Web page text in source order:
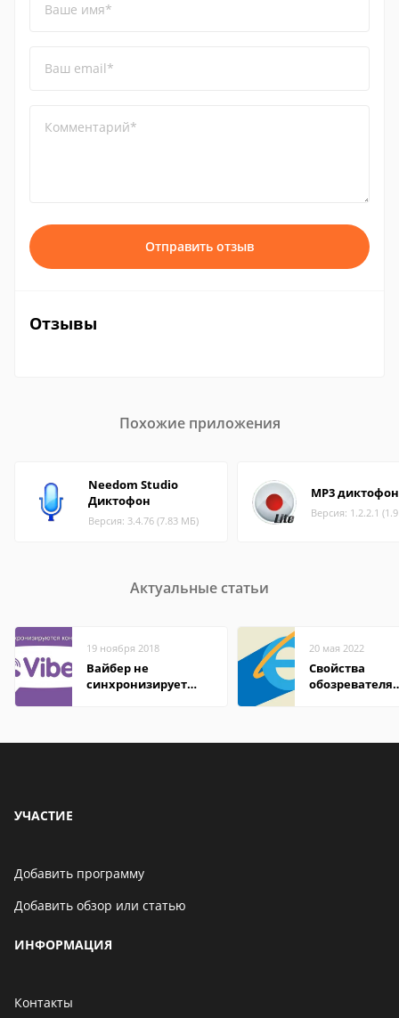
Ваше имя*
Ваш email*
Комментарий*
Отправить отзыв
Отзывы
Похожие приложения
Needom Studio
Диктофон
Версия: 3.4.76 (7.83 МБ)
MP3
Версия: 1.2.2.1
Актуальные статьи
19 ноября 2018
Вайбер не
синхронизирует
20 мая 2022
Свойства
обозревателя
УЧАСТИЕ
Добавить программу
Добавить обзор или статью
ИНФОРМАЦИЯ
Контакты